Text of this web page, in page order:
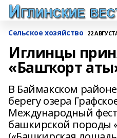
Сельское хозяйство 22
Иглинцы
«Башҡорт
В Баймакском
берегу озера
Международный
башкирской породы